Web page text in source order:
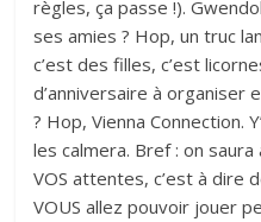
règles, ça passe !).
ses amies ? Hop, un truc
c’est des filles, c’est
d’anniversaire à organiser
? Hop, Vienna Connection.
les calmera. Bref : on
VOS attentes, c’est à dire
VOUS allez pouvoir jouer